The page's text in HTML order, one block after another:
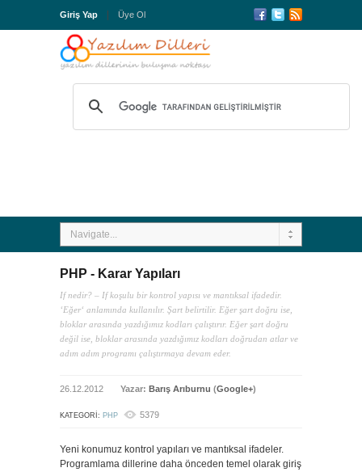
Giriş Yap Üye Ol
Navigate...
PHP - Karar Yapıları
If nedir? – If koşulu bir kontrol yapısı ve mantıksal ifadedir.
‘Eğer‘ anlamında kullanılır. Şart belirtilir. Eğer şart doğru ise,
bloklar arasında yazdığımız kodları çalıştırır. Eğer şart doğru
değil ise, bloklar arasında yazdığımız kodları doğrudan atlar ve
adım adım programı çalıştırmaya devam eder.
26.12.2012 Yazar: Barış Arıburnu (Google+)
KATEGORI: PHP 5379
Yeni konumuz kontrol yapıları ve mantıksal ifadeler.
Programlama dillerine daha önceden temel olarak giriş